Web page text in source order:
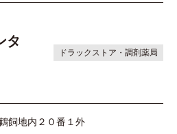
タ
ドラックストア・調剤薬局
飼地内２０番１外